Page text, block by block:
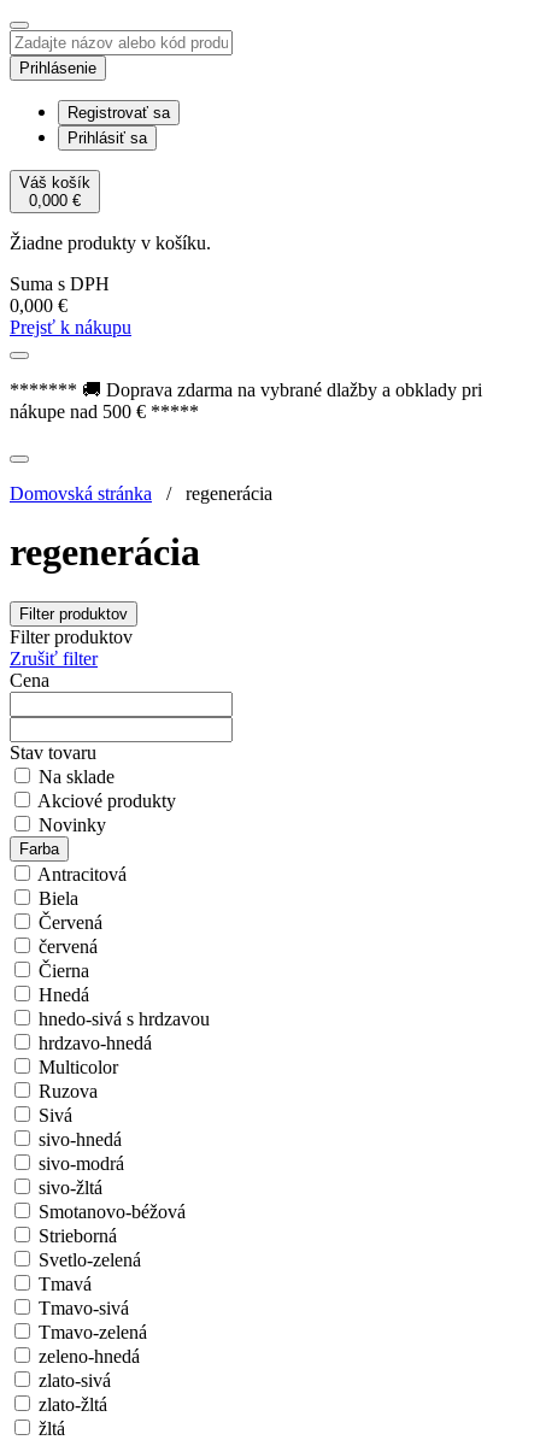
Prihlásenie
Registrovať sa
Prihlásiť sa
Váš košík
0,000 €
Žiadne produkty v košíku.
Suma s DPH
0,000 €
Prejsť k nákupu
******* 🚚 Doprava zdarma na vybrané dlažby a obklady pri
nákupe nad 500 € *****
Domovská stránka / regenerácia
regenerácia
Filter produktov
Filter produktov
Zrušiť filter
Cena
Stav tovaru
Na sklade
Akciové produkty
Novinky
Farba
Antracitová
Biela
Červená
červená
Čierna
Hnedá
hnedo-sivá s hrdzavou
hrdzavo-hnedá
Multicolor
Ruzova
Sivá
sivo-hnedá
sivo-modrá
sivo-žltá
Smotanovo-béžová
Strieborná
Svetlo-zelená
Tmavá
Tmavo-sivá
Tmavo-zelená
zeleno-hnedá
zlato-sivá
zlato-žltá
žltá